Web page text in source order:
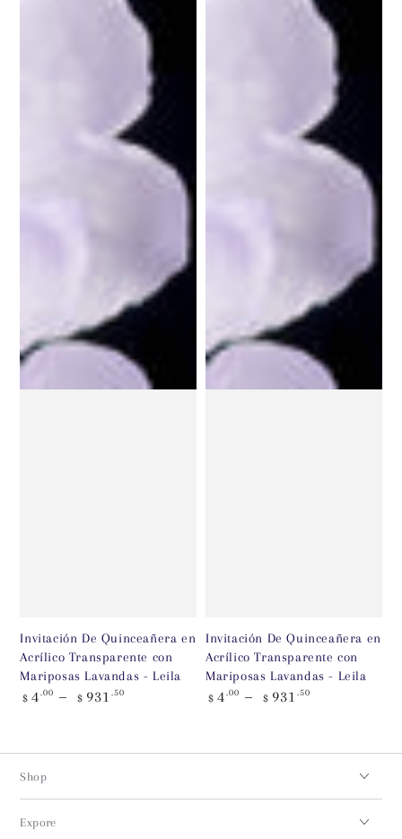
Invitación De Quinceañera en
Acrílico Transparente con
Mariposas Lavandas - Leila
Precio
regular
$ 4 .00 $ 931 .50
Invitación De Quinceañera en
Acrílico Transparente con
Mariposas Lavandas - Leila
Precio
regular
$ 4 .00 $ 931 .50
Shop
Expore